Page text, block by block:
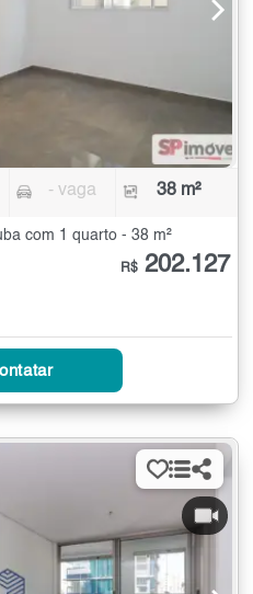
- vaga 38 m²
com 1 quarto - 38 m²
R$ 202.127